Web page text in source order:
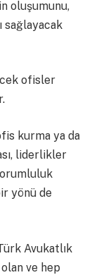
oluşumunu,
sağlayacak
ofisler
kurma ya da
liderlikler
yönü de
Avukatlık
ve hep